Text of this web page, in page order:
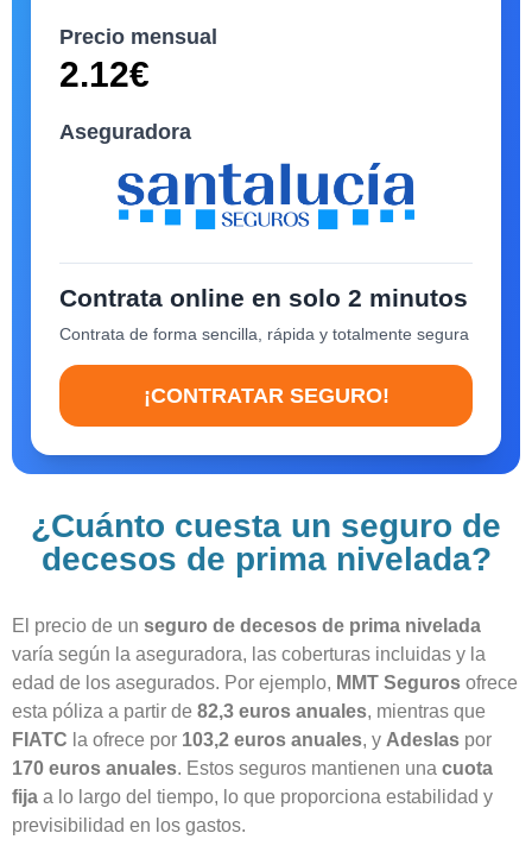
Precio mensual
2.12€
Aseguradora
Contrata online en solo 2 minutos
Contrata de forma sencilla, rápida y totalmente segura
¡CONTRATAR SEGURO!
¿Cuánto cuesta un seguro de
decesos de prima nivelada?
El precio de un seguro de decesos de prima nivelada
varía según la aseguradora, las coberturas incluidas y la
edad de los asegurados. Por ejemplo, MMT Seguros ofrece
esta póliza a partir de 82,3 euros anuales, mientras que
FIATC la ofrece por 103,2 euros anuales, y Adeslas por
170 euros anuales. Estos seguros mantienen una cuota
fija a lo largo del tiempo, lo que proporciona estabilidad y
previsibilidad en los gastos.